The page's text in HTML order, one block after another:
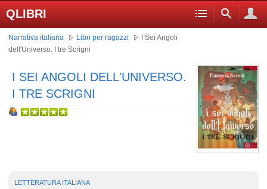
QLIBRI
Narrativa italiana Libri per ragazzi
I Sei Angoli
dell'Universo. I tre Scrigni
I SEI ANGOLI DELL'UNIVERSO.
I TRE SCRIGNI
LETTERATURA ITALIANA